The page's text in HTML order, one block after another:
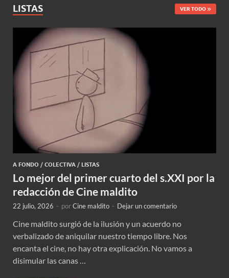
LISTAS VER TODO
A FONDO / COLECTIVA / LISTAS
Lo mejor del primer cuarto del s.XXI por la
redacción de Cine maldito
22 julio, 2026 - porCine maldito - Dejar un comentario
Cine maldito surgió de la ilusión y un acuerdo no
verbalizado de aniquilar nuestro tiempo libre. Nos
encanta el cine, no hay otra explicación. No vamos a
disimular las canas …